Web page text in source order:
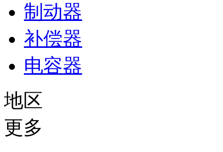
制动器
补偿器
电容器
地区
更多